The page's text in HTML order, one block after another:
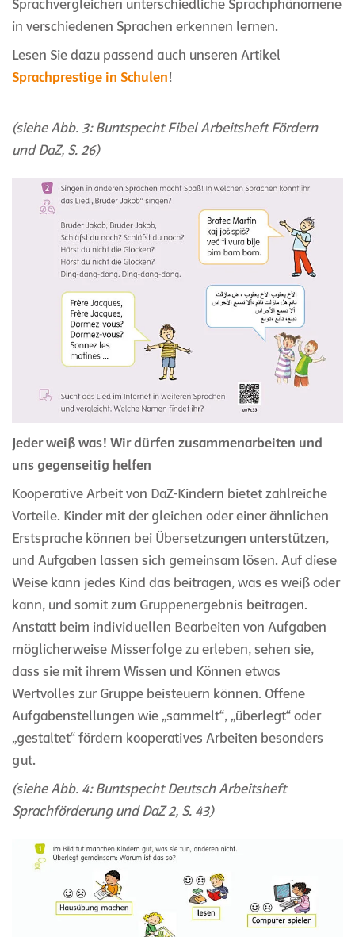
Sprachvergleichen unterschiedliche Sprachphänomene
in verschiedenen Sprachen erkennen lernen.
Lesen Sie dazu passend auch unseren Artikel
Sprachprestige in Schulen!
(siehe Abb. 3: Buntspecht Fibel Arbeitsheft Fördern
und DaZ, S. 26)
Jeder weiß was! Wir dürfen zusammenarbeiten und
uns gegenseitig helfen
Kooperative Arbeit von DaZ-Kindern bietet zahlreiche
Vorteile. Kinder mit der gleichen oder einer ähnlichen
Erstsprache können bei Übersetzungen unterstützen,
und Aufgaben lassen sich gemeinsam lösen. Auf diese
Weise kann jedes Kind das beitragen, was es weiß oder
kann, und somit zum Gruppenergebnis beitragen.
Anstatt beim individuellen Bearbeiten von Aufgaben
möglicherweise Misserfolge zu erleben, sehen sie,
dass sie mit ihrem Wissen und Können etwas
Wertvolles zur Gruppe beisteuern können. Offene
Aufgabenstellungen wie „sammelt“, „überlegt“ oder
„gestaltet“ fördern kooperatives Arbeiten besonders
gut.
(siehe Abb. 4: Buntspecht DeutschArbeitsheft
Sprachförderung und DaZ 2, S. 43)